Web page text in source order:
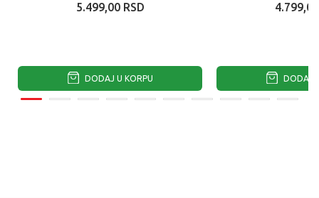
5.499,00 RSD
DODAJ U KORPU
4.799,00
DODAJ